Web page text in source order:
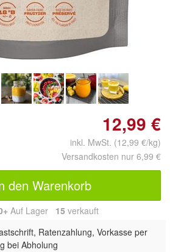
antippen zum
vergrößern
12,99 €
inkl. MwSt. (12,99 €/kg)
Versandkosten nur 6,99 €
den Warenkorb
Auf Lager 15 verkauft
Ratenzahlung, Vorkasse per
bei Abholung